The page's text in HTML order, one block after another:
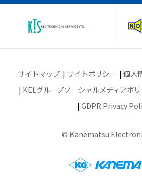
サイトマップ サイトポリシー
個人
KELグループソーシャルメディアポ
GDPR Privacy
© Kanematsu